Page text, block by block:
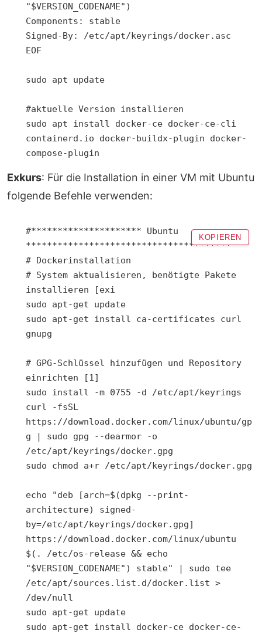
"$VERSION_CODENAME")
Components: stable
Signed-By: /etc/apt/keyrings/docker.asc
EOF
sudo apt update
#aktuelle Version installieren
sudo apt install docker-ce docker-ce-cli
containerd.io docker-buildx-plugin docker-
Exkurs: Für die Installation in einer VM mit Ubuntu
folgende Befehle verwenden:
#********************* Ubuntu
***************************************
# Dockerinstallation
# System aktualisieren, benötigte Pakete
installieren [exi
sudo apt-get update
sudo apt-get install ca-certificates curl
gnupg
# GPG-Schlüssel hinzufügen und Repository
einrichten [1]
sudo install -m 0755 -d /etc/apt/keyrings
curl -fsSL
https://download.docker.com/linux/ubuntu/gp
g | sudo gpg --dearmor -o
/etc/apt/keyrings/docker.gpg
sudo chmod a+r /etc/apt/keyrings/docker.gpg
echo "deb [arch=$(dpkg --print-
architecture) signed-
by=/etc/apt/keyrings/docker.gpg]
https://download.docker.com/linux/ubuntu
$(. /etc/os-release && echo
"$VERSION_CODENAME") stable" | sudo tee
/etc/apt/sources.list.d/docker.list >
/dev/null
sudo apt-get update
sudo apt-get install docker-ce docker-ce-
KOPIEREN